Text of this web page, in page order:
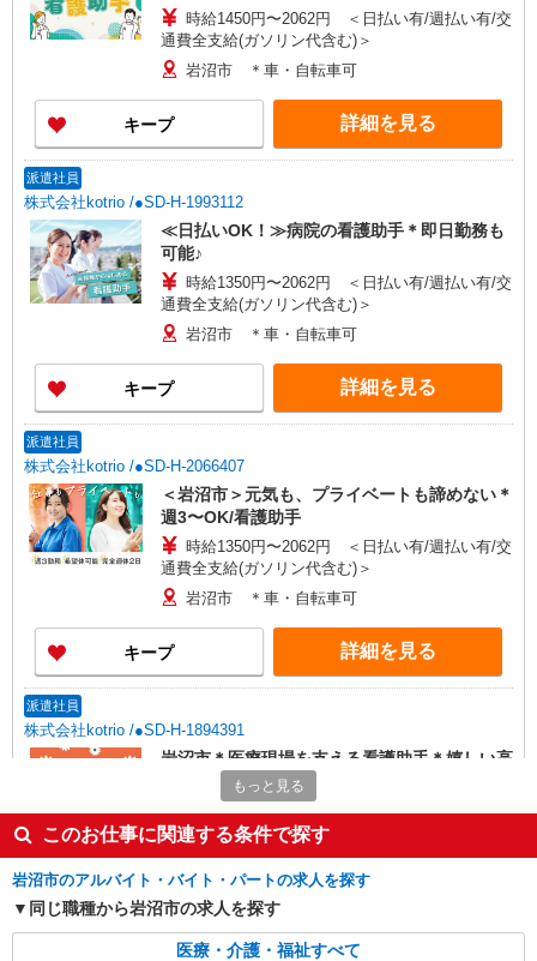
時給1450円〜2062円 ＜日払い有/週払い有/交
通費全支給(ガソリン代含む)＞
岩沼市 ＊車・自転車可
キープ 詳細を見る
派遣社員
株式会社kotrio /●SD-H-1993112
≪日払いOK！≫病院の看護助手＊即日勤務も
可能♪
時給1350円〜2062円 ＜日払い有/週払い有/交
通費全支給(ガソリン代含む)＞
岩沼市 ＊車・自転車可
キープ 詳細を見る
派遣社員
株式会社kotrio /●SD-H-2066407
＜岩沼市＞元気も、プライベートも諦めない＊
週3〜OK/看護助手
時給1350円〜2062円 ＜日払い有/週払い有/交
通費全支給(ガソリン代含む)＞
岩沼市 ＊車・自転車可
キープ 詳細を見る
派遣社員
株式会社kotrio /●SD-H-1894391
岩沼市＊医療現場を支える看護助手＊嬉しい高
時給◎研修あり
時給1450円〜2062円 ＜日払い有/週払い有/交
通費全支給(ガソリン代含む)＞
岩沼市内 ※交通費支給
キープ
もっと見る
このお仕事に関連する条件で探す
岩沼市のアルバイト・バイト・パートの求人を探す
同じ職種から岩沼市の求人を探す
医療・介護・福祉すべて